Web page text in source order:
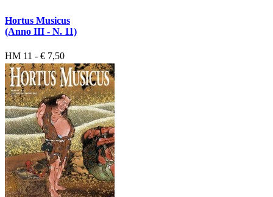
Hortus Musicus
(Anno III - N. 11)
HM 11 - € 7,50